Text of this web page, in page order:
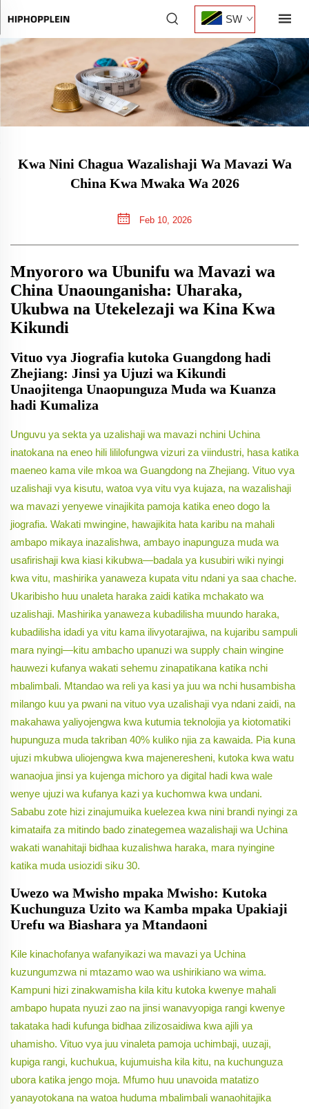
SW
Kwa Nini Chagua Wazalishaji Wa Mavazi Wa
China Kwa Mwaka Wa 2026
Feb 10, 2026
Mnyororo wa Ubunifu wa Mavazi wa
China Unaounganisha: Uharaka,
Ukubwa na Utekelezaji wa Kina Kwa
Kikundi
Vituo vya Jiografia kutoka Guangdong hadi
Zhejiang: Jinsi ya Ujuzi wa Kikundi
Unaojitenga Unaopunguza Muda wa Kuanza
hadi Kumaliza
Unguvu ya sekta ya uzalishaji wa mavazi nchini Uchina
inatokana na eneo hili lililofungwa vizuri za viindustri, hasa katika
maeneo kama vile mkoa wa Guangdong na Zhejiang. Vituo vya
uzalishaji vya kisutu, watoa vya vitu vya kujaza, na wazalishaji
wa mavazi yenyewe vinajikita pamoja katika eneo dogo la
jiografia. Wakati mwingine, hawajikita hata karibu na mahali
ambapo mikaya inazalishwa, ambayo inapunguza muda wa
usafirishaji kwa kiasi kikubwa—badala ya kusubiri wiki nyingi
kwa vitu, mashirika yanaweza kupata vitu ndani ya saa chache.
Ukaribisho huu unaleta haraka zaidi katika mchakato wa
uzalishaji. Mashirika yanaweza kubadilisha muundo haraka,
kubadilisha idadi ya vitu kama ilivyotarajiwa, na kujaribu sampuli
mara nyingi—kitu ambacho upanuzi wa supply chain wingine
hauwezi kufanya wakati sehemu zinapatikana katika nchi
mbalimbali. Mtandao wa reli ya kasi ya juu wa nchi husambisha
milango kuu ya pwani na vituo vya uzalishaji vya ndani zaidi, na
makahawa yaliyojengwa kwa kutumia teknolojia ya kiotomatiki
hupunguza muda takriban 40% kuliko njia za kawaida. Pia kuna
ujuzi mkubwa uliojengwa kwa majeneresheni, kutoka kwa watu
wanaojua jinsi ya kujenga michoro ya digital hadi kwa wale
wenye ujuzi wa kufanya kazi ya kuchomwa kwa undani.
Sababu zote hizi zinajumuika kuelezea kwa nini brandi nyingi za
kimataifa za mitindo bado zinategemea wazalishaji wa Uchina
wakati wanahitaji bidhaa kuzalishwa haraka, mara nyingine
katika muda usiozidi siku 30.
Uwezo wa Mwisho mpaka Mwisho: Kutoka
Kuchunguza Uzito wa Kamba mpaka Upakiaji
Urefu wa Biashara ya Mtandaoni
Kile kinachofanya wafanyikazi wa mavazi ya Uchina
kuzungumzwa ni mtazamo wao wa ushirikiano wa wima.
Kampuni hizi zinakwamisha kila kitu kutoka kwenye mahali
ambapo hupata nyuzi zao na jinsi wanavyopiga rangi kwenye
takataka hadi kufunga bidhaa zilizosaidiwa kwa ajili ya
uhamisho. Vituo vya juu vinaleta pamoja uchimbaji, uuzaji,
kupiga rangi, kuchukua, kujumuisha kila kitu, na kuchunguza
ubora katika jengo moja. Mfumo huu unavoida matatizo
yanayotokana na watoa huduma mbalimbali wanaohitajika